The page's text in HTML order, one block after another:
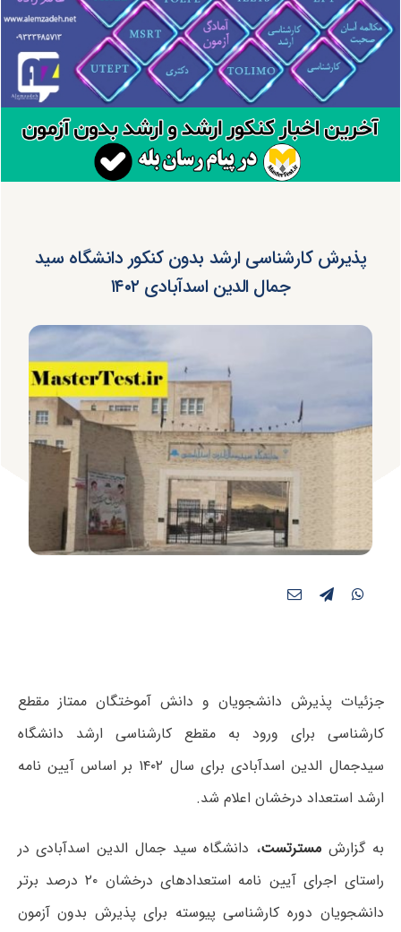
پذیرش کارشناسی ارشد بدون کنکور دانشگاه سید
جمال الدین اسدآبادی ۱۴۰۲
جزئیات پذیرش دانشجویان و دانش آموختگان ممتاز مقطع
کارشناسی برای ورود به مقطع کارشناسی ارشد دانشگاه
سیدجمال الدین اسدآبادی برای سال ۱۴۰۲ بر اساس آیین نامه
ارشد استعداد درخشان اعلام شد.
به گزارش مسترتست، دانشگاه سید جمال الدین اسدآبادی در
راستای اجرای آیین نامه استعدادهای درخشان ۲۰ درصد برتر
دانشجویان دوره کارشناسی پیوسته برای پذیرش بدون آزمون